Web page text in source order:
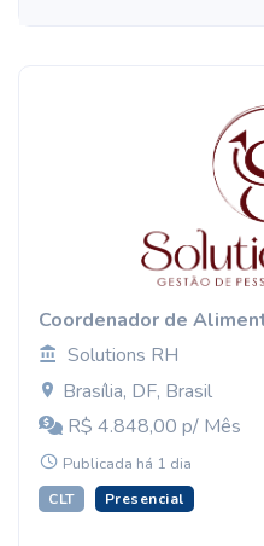
Coordenador de
Solutions RH
Brasília, DF, Brasil
R$ 4.848,00 p/ Mês
Publicada há 1 dia
CLT Presencial